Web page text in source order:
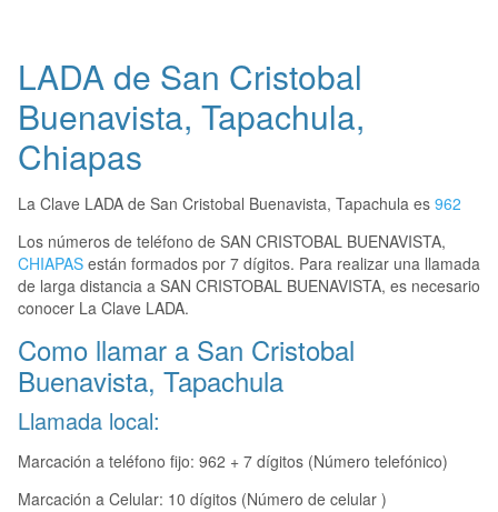
LADA de San Cristobal
Buenavista, Tapachula,
Chiapas
La Clave LADA de San Cristobal Buenavista, Tapachula es 962
Los números de teléfono de SAN CRISTOBAL BUENAVISTA,
CHIAPAS están formados por 7 dígitos. Para realizar una llamada
de larga distancia a SAN CRISTOBAL BUENAVISTA, es necesario
conocer La Clave LADA.
Como llamar a San Cristobal
Buenavista, Tapachula
Llamada local:
Marcación a teléfono fijo: 962 + 7 dígitos (Número telefónico)
Marcación a Celular: 10 dígitos (Número de celular )